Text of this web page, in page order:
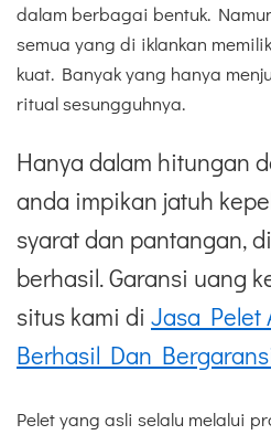
dalam berbagai bentuk.
semua yang di iklankan
kuat. Banyak yang hanya
ritual sesungguhnya.
Hanya dalam hitungan
anda impikan jatuh
syarat dan pantangan,
berhasil. Garansi uang
situs kami di Jasa Pelet
Berhasil Dan
Pelet yang asli selalu melalui